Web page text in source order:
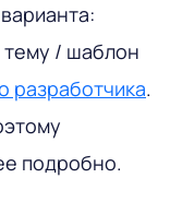
тему / шаблон
разработчика.
подробно.